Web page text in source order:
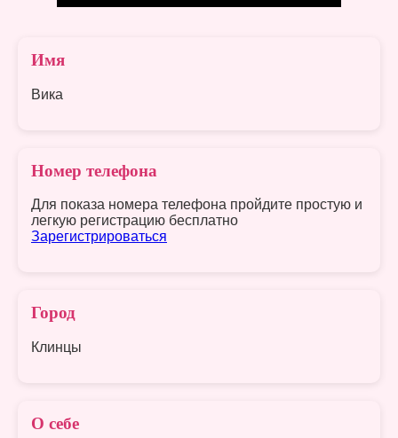
Имя
Вика
Номер телефона
Для показа номера телефона пройдите простую и
легкую регистрацию бесплатно
Зарегистрироваться
Город
Клинцы
О себе